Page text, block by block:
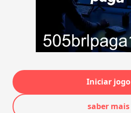
Iniciar jogo
saber mais